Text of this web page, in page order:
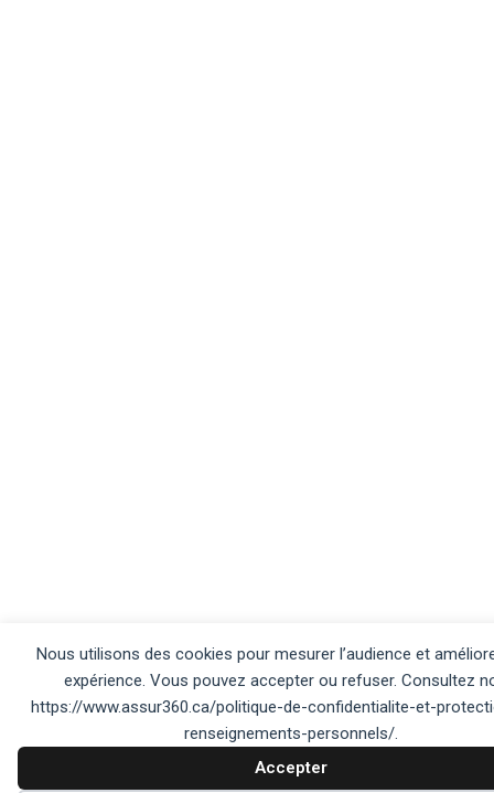
Nous utilisons des cookies pour mesurer l’audience et
expérience. Vous pouvez accepter ou refuser. Consultez
https://www.assur360.ca/politique-de-confidentialite-et-
renseignements-personnels/.
Accepter